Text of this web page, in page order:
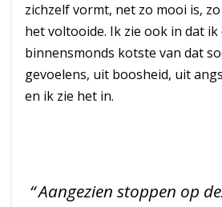
zichzelf vormt, net zo mooi is,
het voltooide. Ik zie ook in dat
binnensmonds kotste van dat
gevoelens, uit boosheid, uit
en ik zie het in.
Aangezien stoppen op